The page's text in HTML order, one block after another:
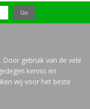
Door gebruik van de vele
kennis en
wij voor het beste